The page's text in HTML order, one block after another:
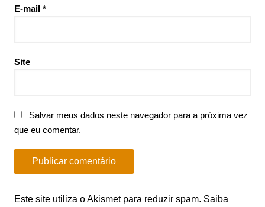
E-mail *
Site
Salvar meus dados neste navegador para a próxima vez
que eu comentar.
Este site utiliza o Akismet para reduzir spam. Saiba